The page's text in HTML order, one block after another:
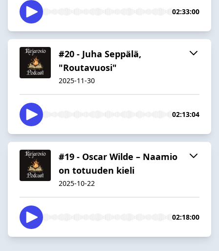
02:33:00
#20 - Juha Seppälä,
"Routavuosi"
2025-11-30
02:13:04
#19 - Oscar Wilde – Naamio
on totuuden kieli
2025-10-22
02:18:00